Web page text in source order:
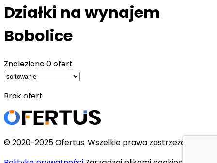
Działki na wynajem
Bobolice
Znaleziono0 ofert
Brak ofert
© 2020-2025 Ofertus. Wszelkie prawa zastrzeżone.